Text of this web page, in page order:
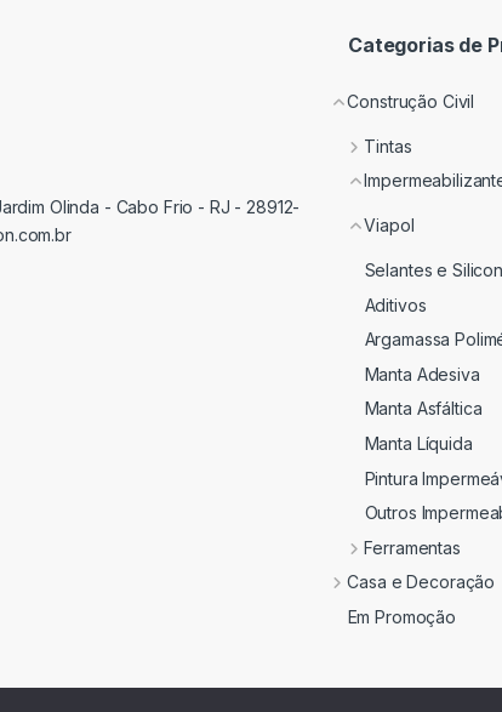
Olinda - Cabo Frio - RJ - 28912-
Categorias de
Construção Civil
Tintas
Viapol
Selantes e
Aditivos
Argamassa
Manta Adesiva
Manta Asfáltica
Manta Líquida
Pintura
Outros
Ferramentas
Casa e Decoração
Em Promoção